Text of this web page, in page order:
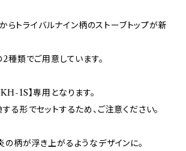
トライバルナイン柄のストーブトップが新
種類でご用意しています。
1S】専用となります。
る形でセットするため、ご注意ください。
柄が浮き上がるようなデザインに。